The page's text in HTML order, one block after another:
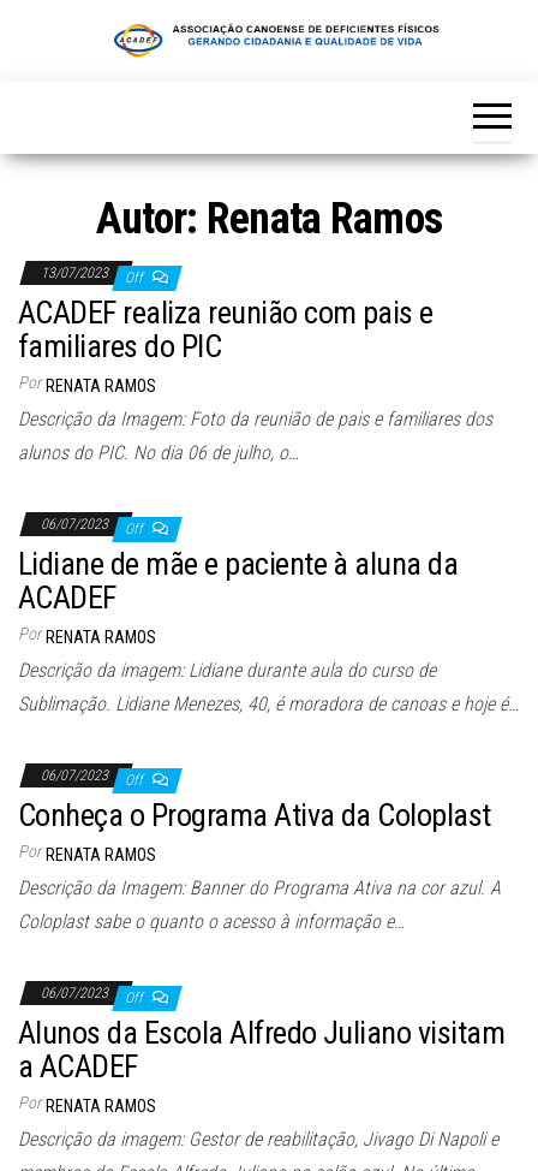
Autor: Renata Ramos
13/07/2023 Off
ACADEF realiza reunião com pais e
familiares do PIC
Por RENATA RAMOS
Descrição da Imagem: Foto da reunião de pais e familiares dos
alunos do PIC. No dia 06 de julho, o…
06/07/2023 Off
Lidiane de mãe e paciente à aluna da
ACADEF
Por RENATA RAMOS
Descrição da imagem: Lidiane durante aula do curso de
Sublimação. Lidiane Menezes, 40, é moradora de canoas e hoje é…
06/07/2023 Off
Conheça o Programa Ativa da Coloplast
Por RENATA RAMOS
Descrição da Imagem: Banner do Programa Ativa na cor azul. A
Coloplast sabe o quanto o acesso à informação e…
06/07/2023 Off
Alunos da Escola Alfredo Juliano visitam
a ACADEF
Por RENATA RAMOS
Descrição da imagem: Gestor de reabilitação, Jivago Di Napoli e